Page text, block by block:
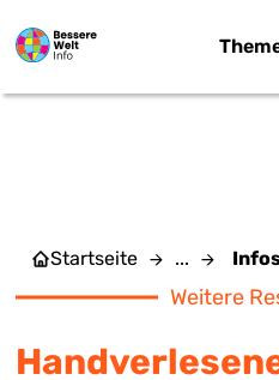
Startseite ...
Weitere